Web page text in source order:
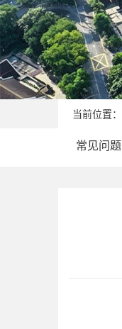
当前位置：
常见问题